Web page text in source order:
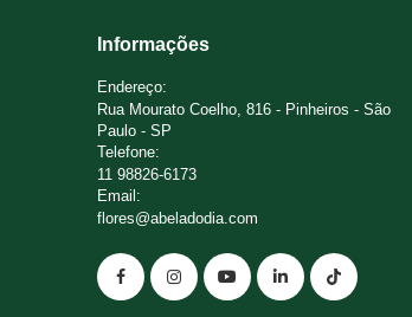
Informações
Endereço:
Rua Mourato Coelho, 816 - Pinheiros - São
Paulo - SP
Telefone:
11 98826-6173
Email:
flores@abeladodia.com